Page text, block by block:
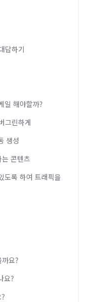
답하기
일 해야할까?
그린하게
생성
콘텐츠
도록 하여 트래픽을
요?
요?